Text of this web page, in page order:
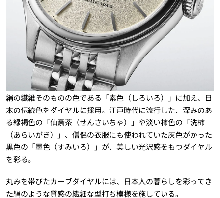
絹の繊維そのものの色である「素色（しろいろ）」に加え、日
本の伝統色をダイヤルに採用。江戸時代に流行した、深みのあ
る緑褐色の「仙斎茶（せんさいちゃ）」や淡い柿色の「洗柿
（あらいがき）」、僧侶の衣服にも使われていた灰色がかった
黒色の「墨色（すみいろ）」が、美しい光沢感をもつダイヤル
を彩る。
丸みを帯びたカーブダイヤルには、日本人の暮らしを彩ってき
た絹のような質感の繊細な型打ち模様を施している。